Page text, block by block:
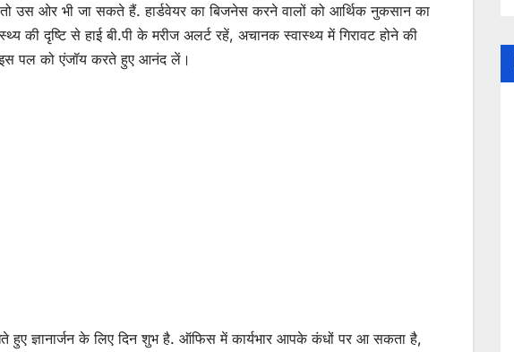
उस ओर भी जा सकते हैं. हार्डवेयर का बिजनेस करने वालों को आर्थिक नुकसान का
दृष्टि से हाई बी.पी के मरीज अलर्ट रहें, अचानक स्वास्थ्य में गिरावट होने की
पल को एंजॉय करते हुए आनंद लें।
हुए ज्ञानार्जन के लिए दिन शुभ है. ऑफिस में कार्यभार आपके कंधों पर आ सकता है,